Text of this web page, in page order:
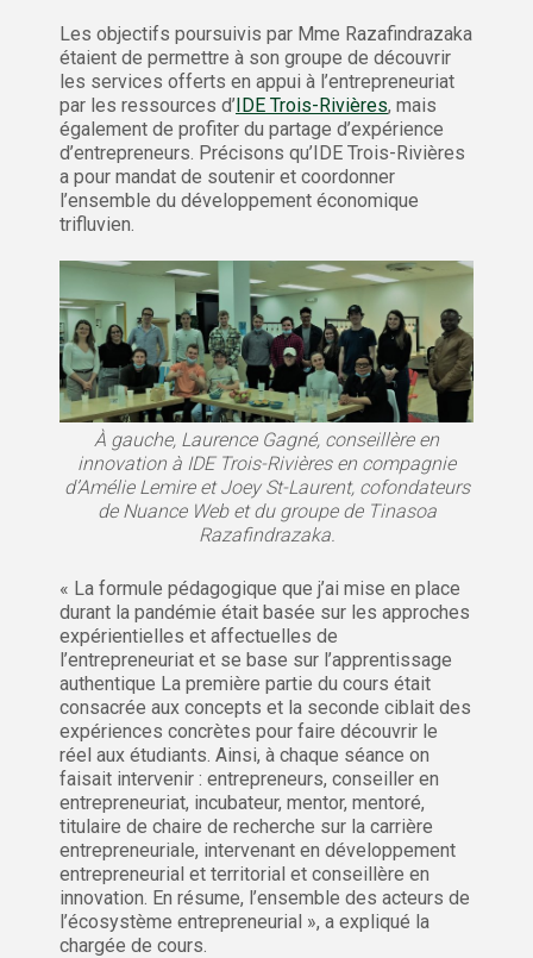
Les objectifs poursuivis par Mme Razafindrazaka
étaient de permettre à son groupe de découvrir
les services offerts en appui à l’entrepreneuriat
par les ressources d’IDE Trois-Rivières, mais
également de profiter du partage d’expérience
d’entrepreneurs. Précisons qu’IDE Trois-Rivières
a pour mandat de soutenir et coordonner
l’ensemble du développement économique
trifluvien.
À gauche, Laurence Gagné, conseillère en
innovation à IDE Trois-Rivières en compagnie
d’Amélie Lemire et Joey St-Laurent, cofondateurs
de Nuance Web et du groupe de Tinasoa
Razafindrazaka.
« La formule pédagogique que j’ai mise en place
durant la pandémie était basée sur les approches
expérientielles et affectuelles de
l’entrepreneuriat et se base sur l’apprentissage
authentique La première partie du cours était
consacrée aux concepts et la seconde ciblait des
expériences concrètes pour faire découvrir le
réel aux étudiants. Ainsi, à chaque séance on
faisait intervenir : entrepreneurs, conseiller en
entrepreneuriat, incubateur, mentor, mentoré,
titulaire de chaire de recherche sur la carrière
entrepreneuriale, intervenant en développement
entrepreneurial et territorial et conseillère en
innovation. En résume, l’ensemble des acteurs de
l’écosystème entrepreneurial », a expliqué la
chargée de cours.